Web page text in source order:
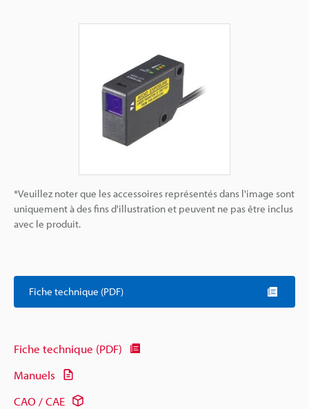
*Veuillez noter que les accessoires représentés dans l'image sont
uniquement à des fins d'illustration et peuvent ne pas être inclus
avec le produit.
Fiche technique (PDF)
Fiche technique (PDF)
Manuels
CAO / CAE